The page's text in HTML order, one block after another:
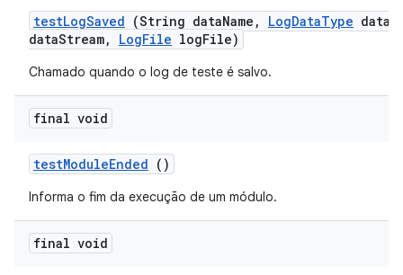
testLogSaved (String dataName , LogDataType data
dataStream, LogFile logFile)
Chamado quando o log de teste é salvo.
final void
testModuleEnded ()
Informa o fim da execução de um módulo.
final void